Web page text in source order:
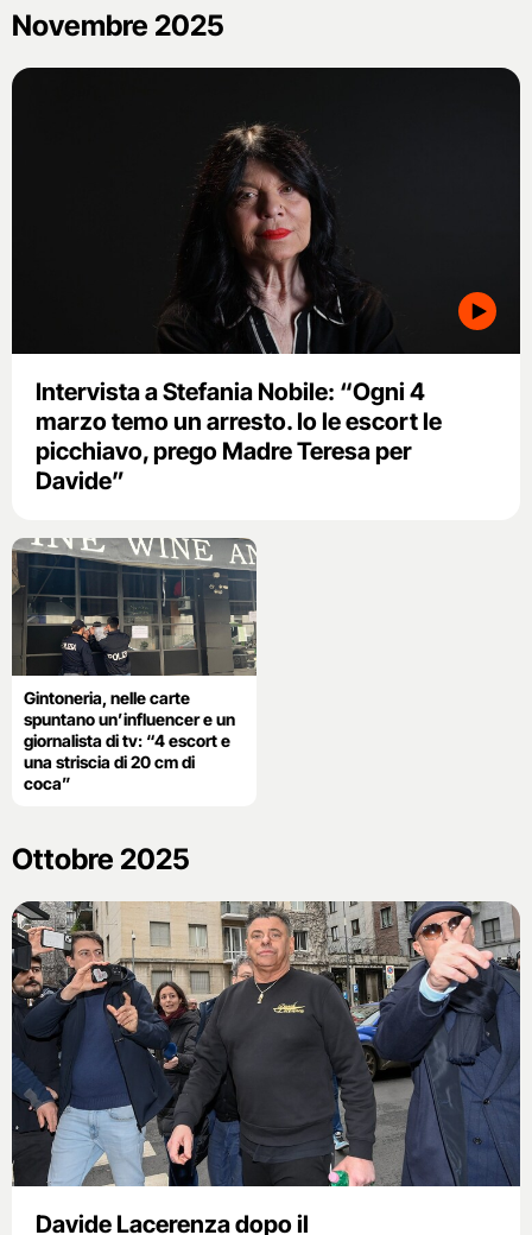
Novembre 2025
Intervista a Stefania Nobile: “Ogni 4
marzo temo un arresto. Io le escort le
picchiavo, prego Madre Teresa per
Davide”
Gintoneria, nelle carte
spuntano un’influencer e un
giornalista di tv: “4 escort e
una striscia di 20 cm di
coca”
Ottobre 2025
Davide Lacerenza dopo il